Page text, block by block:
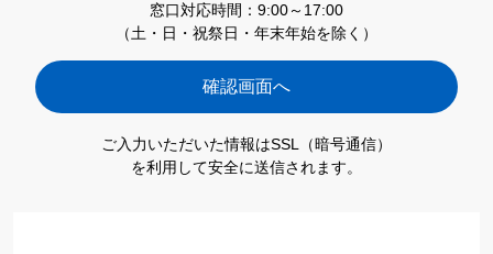
窓口対応時間：9:00～17:00
（土・日・祝祭日・年末年始を除く）
ご入力いただいた情報はSSL（暗号通信）
を利用して安全に送信されます。